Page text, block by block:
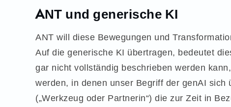
ANT und generische KI
ANT will diese Bewegungen und
Auf die generische KI übertragen, bedeutet
gar nicht vollständig beschrieben werden
werden, in denen unser Begriff der genAI
(„Werkzeug oder Partnerin“) die zur Zeit in